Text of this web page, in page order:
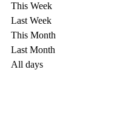
This Week
Last Week
This Month
Last Month
All days